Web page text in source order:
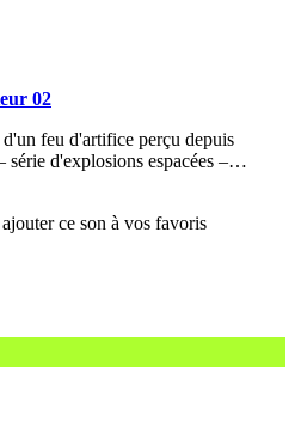
02
feu d'artifice perçu depuis
série d'explosions espacées –…